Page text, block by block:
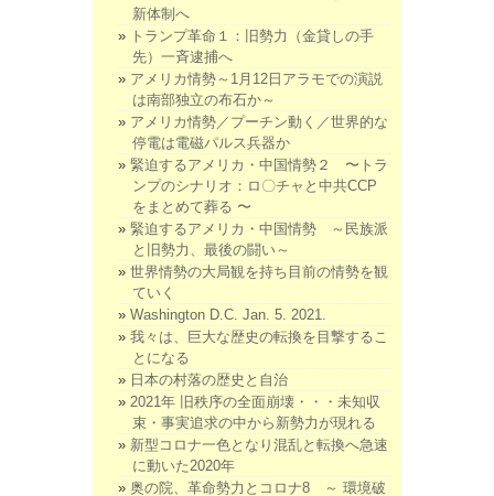
新体制へ
トランプ革命１：旧勢力（金貸しの手
先）一斉逮捕へ
アメリカ情勢～1月12日アラモでの演説
は南部独立の布石か～
アメリカ情勢／プーチン動く／世界的な
停電は電磁パルス兵器か
緊迫するアメリカ・中国情勢２ 〜トラ
ンプのシナリオ：ロ〇チャと中共CCP
をまとめて葬る 〜
緊迫するアメリカ・中国情勢 ～民族派
と旧勢力、最後の闘い～
世界情勢の大局観を持ち目前の情勢を観
ていく
Washington D.C. Jan. 5. 2021.
我々は、巨大な歴史の転換を目撃するこ
とになる
日本の村落の歴史と自治
2021年 旧秩序の全面崩壊・・・未知収
束・事実追求の中から新勢力が現れる
新型コロナ一色となり混乱と転換へ急速
に動いた2020年
奥の院、革命勢力とコロナ8 ～ 環境破